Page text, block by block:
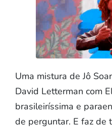
Uma mistura de Jô
David Letterman com
brasileiríssima e
de perguntar. E faz de